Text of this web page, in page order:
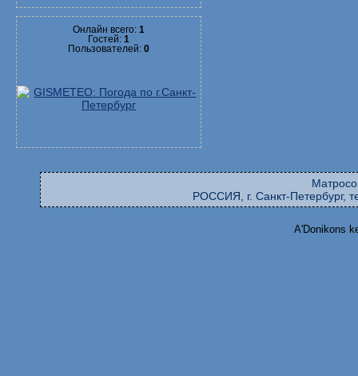
Онлайн всего: 1
Гостей: 1
Пользователей: 0
РОССИЯ, г. Санкт-Петербург,
A'Donikons